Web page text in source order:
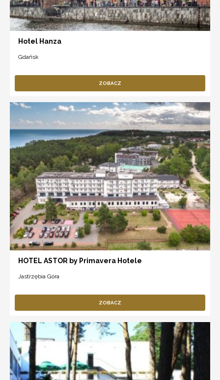
Hotel Hanza
Gdańsk
ZOBACZ
HOTEL ASTOR by Primavera Hotele
Jastrzębia Góra
ZOBACZ